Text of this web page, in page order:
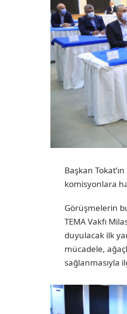
Başkan
komisyonlara
Görüşmelerin
TEMA Vakfı
duyulacak ilk
mücadele,
sağlanmasıyla